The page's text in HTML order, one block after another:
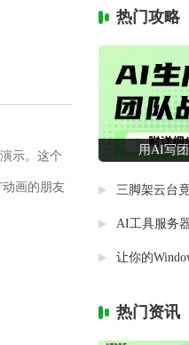
示。这个
画的朋友
热门攻略
热门资讯